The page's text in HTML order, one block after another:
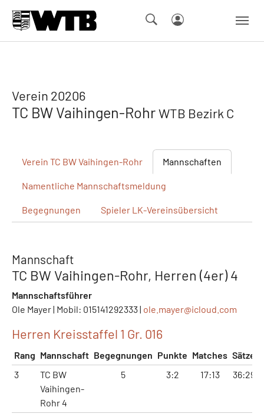
Verein 20206
TC BW Vaihingen-RohrWTB Bezirk C
Verein TC BW Vaihingen-Rohr Mannschaften
Namentliche Mannschaftsmeldung
Begegnungen Spieler LK-Vereinsübersicht
Mannschaft
TC BW Vaihingen-Rohr, Herren (4er) 4
Mannschaftsführer
Ole Mayer | Mobil: 015141292333 | ole.mayer@icloud.com
Herren Kreisstaffel 1 Gr. 016
Rang Mannschaft Begegnungen Punkte Matches Sätze
3
TC BW
Vaihingen-
Rohr 4
5 3:2 17:13 36:29